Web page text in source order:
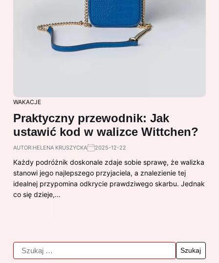
WAKACJE
Praktyczny przewodnik: Jak
ustawić kod w walizce Wittchen?
AUTOR:HELENA KRUSZYCKA 2025-12-22
Każdy podróżnik doskonale zdaje sobie sprawę, że walizka
stanowi jego najlepszego przyjaciela, a znalezienie tej
idealnej przypomina odkrycie prawdziwego skarbu. Jednak
co się dzieje,…